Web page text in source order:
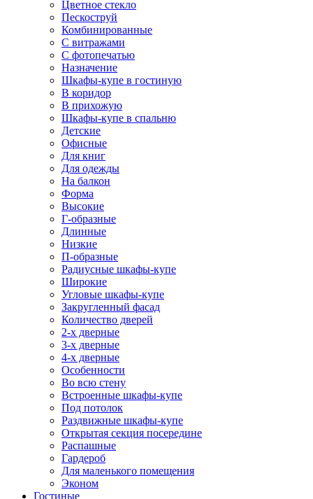
Цветное стекло
Пескоструй
Комбинированные
С витражами
С фотопечатью
Назначение
Шкафы-купе в гостиную
В коридор
В прихожую
Шкафы-купе в спальню
Детские
Офисные
Для книг
Для одежды
На балкон
Форма
Высокие
Г-образные
Длинные
Низкие
П-образные
Радиусные шкафы-купе
Широкие
Угловые шкафы-купе
Закругленный фасад
Количество дверей
2-х дверные
3-х дверные
4-х дверные
Особенности
Во всю стену
Встроенные шкафы-купе
Под потолок
Раздвижные шкафы-купе
Открытая секция посередине
Распашные
Гардероб
Для маленького помещения
Эконом
Гостиные